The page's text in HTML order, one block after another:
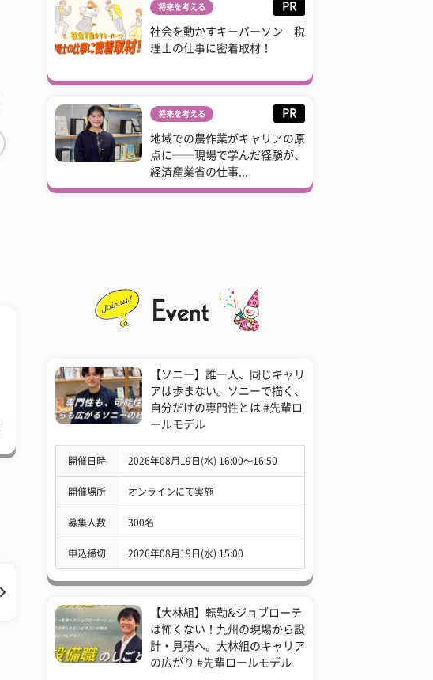
将来を考える PR
社会を動かすキーパーソン 税
理士の仕事に密着取材！
将来を考える PR
地域での農作業がキャリアの原
点に──現場で学んだ経験が、
経済産業省の仕事...
【ソニー】誰一人、同じキャリ
アは歩まない。ソニーで描く、
自分だけの専門性とは #先輩ロ
ールモデル
開催日時 2026年08月19日(水) 16:00〜16:50
開催場所 オンラインにて実施
募集人数 300名
申込締切 2026年08月19日(水) 15:00
【大林組】転勤&ジョブローテ
は怖くない！九州の現場から設
計・見積へ。大林組のキャリア
の広がり #先輩ロールモデル